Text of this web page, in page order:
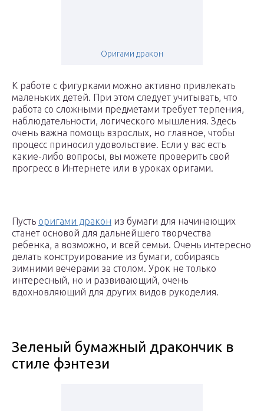
Оригами дракон
К работе с фигурками можно активно привлекать
маленьких детей. При этом следует учитывать, что
работа со сложными предметами требует терпения,
наблюдательности, логического мышления. Здесь
очень важна помощь взрослых, но главное, чтобы
процесс приносил удовольствие. Если у вас есть
какие-либо вопросы, вы можете проверить свой
прогресс в Интернете или в уроках оригами.
Пусть оригами дракон из бумаги для начинающих
станет основой для дальнейшего творчества
ребенка, а возможно, и всей семьи. Очень интересно
делать конструирование из бумаги, собираясь
зимними вечерами за столом. Урок не только
интересный, но и развивающий, очень
вдохновляющий для других видов рукоделия.
Зеленый бумажный дракончик в
стиле фэнтези